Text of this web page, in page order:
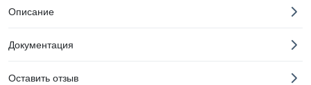
Описание
Документация
Оставить отзыв